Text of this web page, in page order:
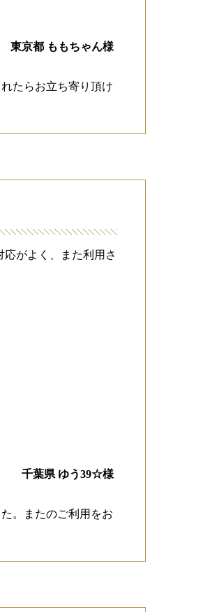
東京都 ももちゃん様
たらお立ち寄り頂け
がよく、また利用さ
千葉県 ゆう39☆様
。またのご利用をお